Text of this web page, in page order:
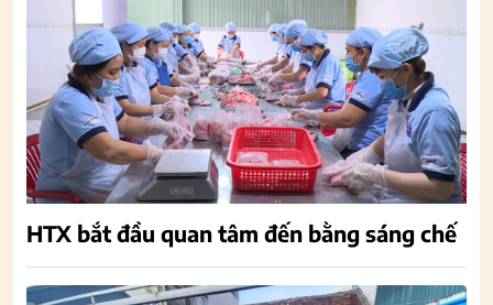
HTX bắt đầu quan tâm đến bằng sáng chế